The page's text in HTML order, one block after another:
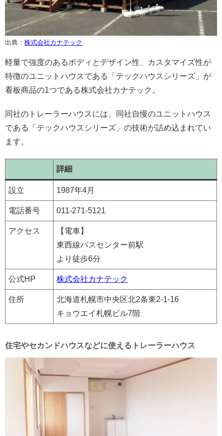
出典： 株式会社カナテック
軽量で強度のあるボディとデザイン性、カスタマイズ性が
特徴のユニットハウスである「テックハウスシリーズ」が
看板商品の1つである株式会社カナテック。
同社のトレーラーハウスには、同社自慢のユニットハウス
である「テックハウスシリーズ」の技術が詰め込まれてい
ます。
詳細
設立 1987年4月
電話番号 011-271-5121
アクセス
【電車】
東西線バスセンター前駅
より徒歩6分
公式HP 株式会社カナテック
住所
北海道札幌市中央区北2条東2-1-16
キョウエイ札幌ビル7階
住宅やセカンドハウスなどに使えるトレーラーハウス